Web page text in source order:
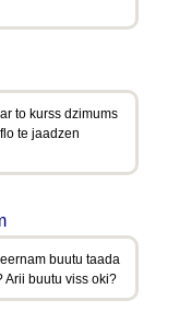
to kurss dzimums
te jaadzen
buutu taada
Arii buutu viss oki?